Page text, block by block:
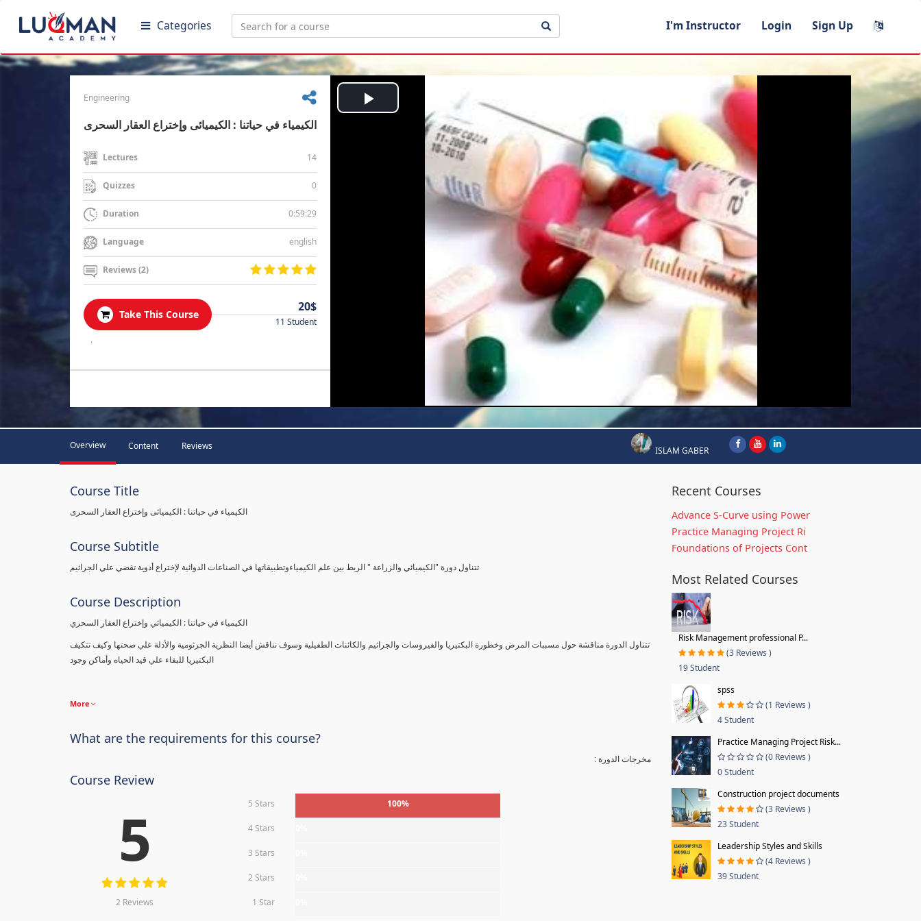
Categories I'm Instructor Login Sign Up
Engineering
الكيمياء في حياتنا : الكيميائى وإختراع العقار السحرى
Lectures 14
Quizzes 0
Duration 0:59:29
Language english
Reviews (2)
Take This Course
20$
11 Student
.
Play
Overview Content Reviews ISLAM GABER
Course Title
الكيمياء في حياتنا : الكيميائى وإختراع العقار السحرى
Course Subtitle
تتناول دورة "الكيميائي والزراعة " الربط بين علم الكيمياءوتطبيقاتها في الصناعات الدوائية لإختراع أدوية تقضي علي الجراثيم
Course Description
الكيمياء في حياتنا : الكيميائي وإختراع العقار السحري
تتناول الدورة مناقشة حول مسببات المرض وخطورة البكتيريا والفيروسات والجراثيم والكائنات الطفيلية وسوف نناقش أيضا النظرية الجرثومية والأدلة علي صحتها وكيف تتكيف
البكتيريا للبقاء علي قيد الحياه وأماكن وجود
More
What are the requirements for this course?
مخرجات الدورة :
Course Review
5
2 Reviews
5 Stars 100%
4 Stars
3 Stars
2 Stars
1 Star
Recent Courses
Advance S-Curve using Power
Practice Managing Project Ri
Foundations of Projects Cont
Most Related Courses
Risk Management professional P...
(3 Reviews )
19 Student
spss
(1 Reviews )
4 Student
Practice Managing Project Risk...
(0 Reviews )
0 Student
Construction project documents
(3 Reviews )
23 Student
Leadership Styles and Skills
(4 Reviews )
39 Student